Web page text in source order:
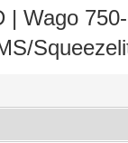
| Wago